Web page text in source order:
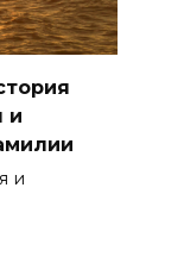
и
и